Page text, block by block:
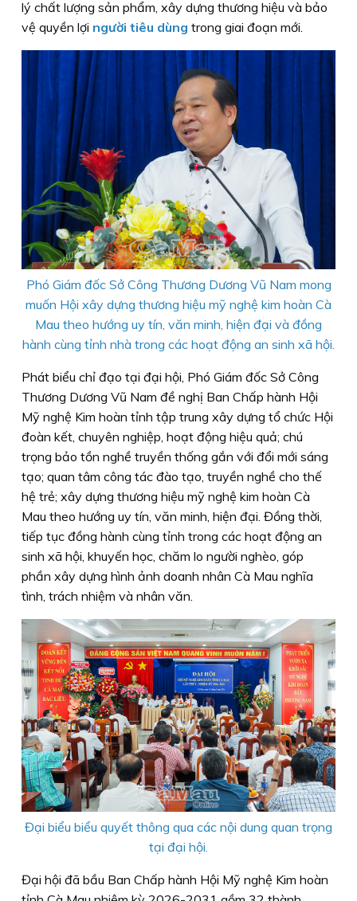
lý chất lượng sản phẩm, xây dựng thương hiệu và bảo
vệ quyền lợi người tiêu dùng trong giai đoạn mới.
Phó Giám đốc Sở Công Thương Dương Vũ Nam mong
muốn Hội xây dựng thương hiệu mỹ nghệ kim hoàn Cà
Mau theo hướng uy tín, văn minh, hiện đại và đồng
hành cùng tỉnh nhà trong các hoạt động an sinh xã hội.
Phát biểu chỉ đạo tại đại hội, Phó Giám đốc Sở Công
Thương Dương Vũ Nam đề nghị Ban Chấp hành Hội
Mỹ nghệ Kim hoàn tỉnh tập trung xây dựng tổ chức Hội
đoàn kết, chuyên nghiệp, hoạt động hiệu quả; chú
trọng bảo tồn nghề truyền thống gắn với đổi mới sáng
tạo; quan tâm công tác đào tạo, truyền nghề cho thế
hệ trẻ; xây dựng thương hiệu mỹ nghệ kim hoàn Cà
Mau theo hướng uy tín, văn minh, hiện đại. Đồng thời,
tiếp tục đồng hành cùng tỉnh trong các hoạt động an
sinh xã hội, khuyến học, chăm lo người nghèo, góp
phần xây dựng hình ảnh doanh nhân Cà Mau nghĩa
tình, trách nhiệm và nhân văn.
Đại biểu biểu quyết thông qua các nội dung quan trọng
tại đại hội.
Đại hội đã bầu Ban Chấp hành Hội Mỹ nghệ Kim hoàn